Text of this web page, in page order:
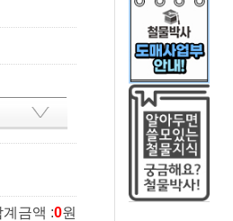
계금액 :0원